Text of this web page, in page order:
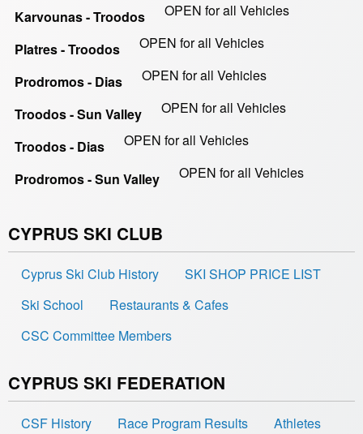
Karvounas - Troodos OPEN for all Vehicles
Platres - Troodos OPEN for all Vehicles
Prodromos - Dias OPEN for all Vehicles
Troodos - Sun Valley OPEN for all Vehicles
Troodos - Dias OPEN for all Vehicles
Prodromos - Sun Valley OPEN for all Vehicles
CYPRUS SKI CLUB
Cyprus Ski Club History
SKI SHOP PRICE LIST
Ski School
Restaurants & Cafes
CSC Committee Members
CYPRUS SKI FEDERATION
CSF History Race Program Results
Athletes